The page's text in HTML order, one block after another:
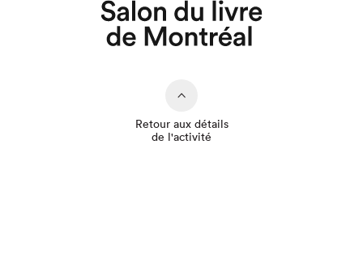
Retour aux détails
de l'activité